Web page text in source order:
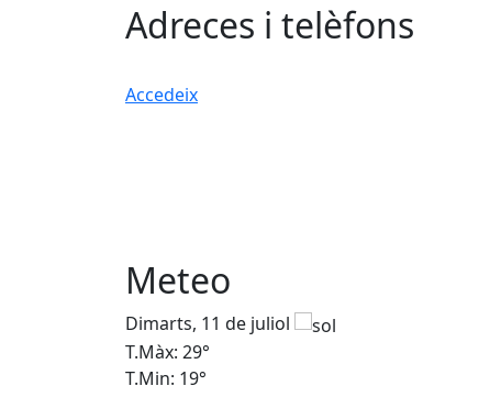
Adreces i telèfons
Accedeix
Meteo
Dimarts, 11 de juliol
T.Màx: 29°
T.Min: 19°